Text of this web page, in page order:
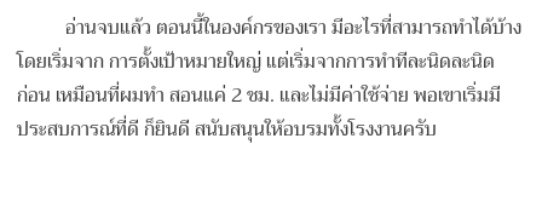
อ่านจบแล้ว ตอนนี้ในองค์กรของเรา มีอะไรที่สามารถทำได้บ้าง
โดยเริ่มจาก การตั้งเป้าหมายใหญ่ แต่เริ่มจากการทำทีละนิดละนิด
ก่อน เหมือนที่ผมทำ สอนแค่ 2 ชม. และไม่มีค่าใช้จ่าย พอเขาเริ่มมี
ประสบการณ์ที่ดี ก็ยินดี สนับสนุนให้อบรมทั้งโรงงานครับ